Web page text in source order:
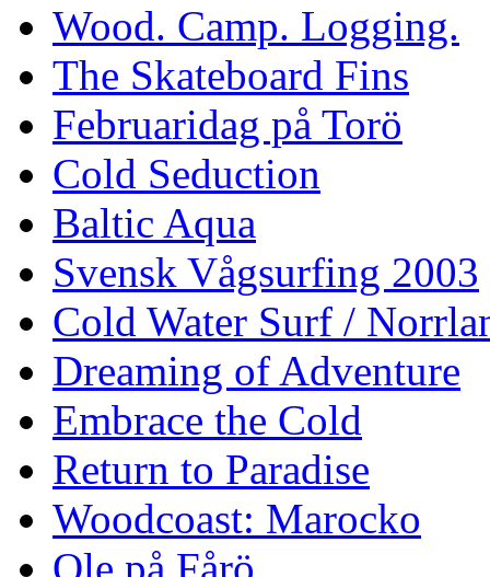
Wood. Camp. Logging.
The Skateboard Fins
Februaridag på Torö
Cold Seduction
Baltic Aqua
Svensk Vågsurfing 2003
Cold Water Surf /
Dreaming of Adventure
Embrace the Cold
Return to Paradise
Woodcoast: Marocko
Ole på Fårö